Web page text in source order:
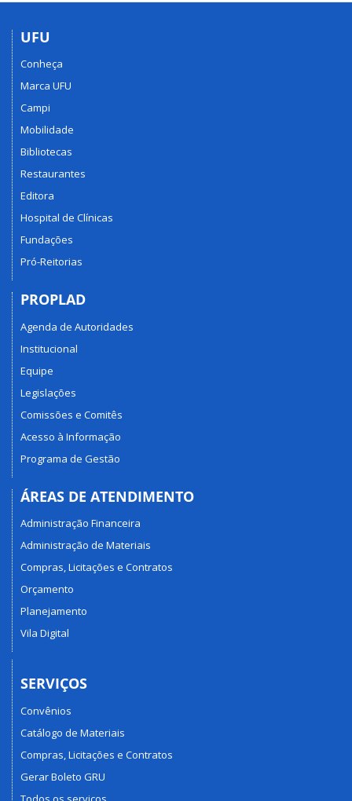
UFU
Conheça
Marca UFU
Campi
Mobilidade
Bibliotecas
Restaurantes
Editora
Hospital de Clínicas
Fundações
Pró-Reitorias
PROPLAD
Agenda de Autoridades
Institucional
Equipe
Legislações
Comissões e Comitês
Acesso à Informação
Programa de Gestão
ÁREAS DE ATENDIMENTO
Administração Financeira
Administração de Materiais
Compras, Licitações e Contratos
Orçamento
Planejamento
Vila Digital
SERVIÇOS
Convênios
Catálogo de Materiais
Compras, Licitações e Contratos
Gerar Boleto GRU